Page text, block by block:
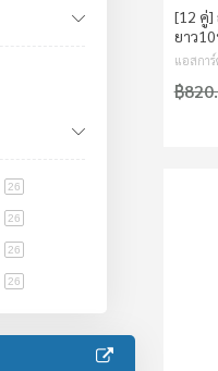
[12 คู่
ยาว10
แอสการ์
฿
26
26
26
26